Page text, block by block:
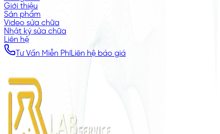
Giới thiệu
Sản phẩm
Video sửa chữa
Nhật ký sửa chữa
Liên hệ
Tư Vấn Miễn PhíLiên hệ báo giá